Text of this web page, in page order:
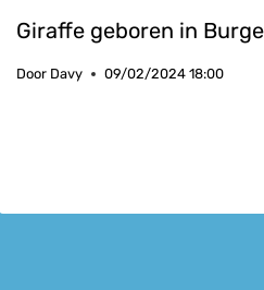
Giraffe geboren in
Door Davy 09/02/2024 18:00